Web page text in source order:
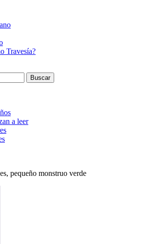
Travesía?
a leer
pequeño monstruo verde